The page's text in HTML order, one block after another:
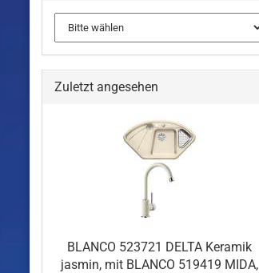
Zuletzt angesehen
BLANCO 523721 DELTA Keramik
jasmin, mit BLANCO 519419 MIDA,